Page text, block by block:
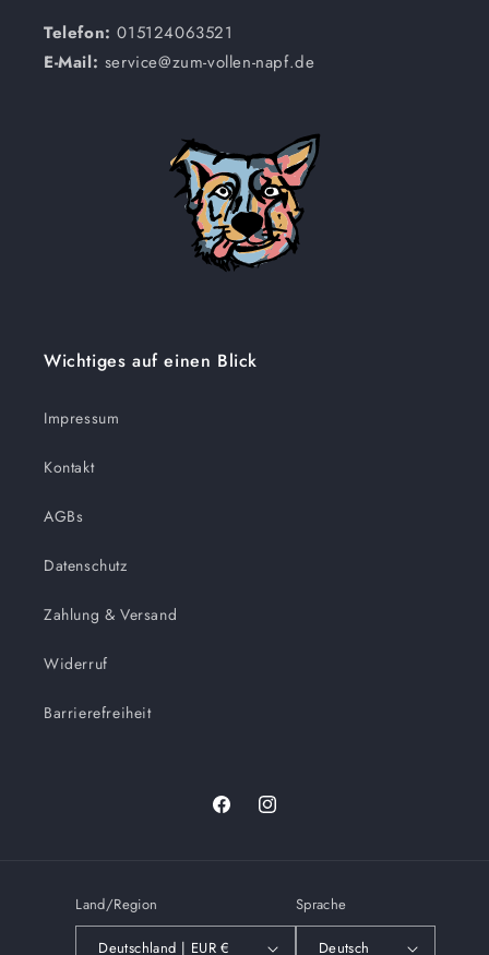
Telefon:015124063521
E-Mail: service@zum-vollen-napf.de
Wichtiges auf einen Blick
Impressum
Kontakt
AGBs
Datenschutz
Zahlung & Versand
Widerruf
Barrierefreiheit
FacebookInstagram
Land/Region
Deutschland | EUR €
Sprache
Deutsch